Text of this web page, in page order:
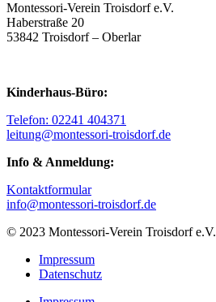
Montessori-Verein Troisdorf e.V.
Haberstraße 20
53842 Troisdorf – Oberlar
Kinderhaus-Büro:
Telefon: 02241 404371
leitung@montessori-troisdorf.de
Info & Anmeldung:
Kontaktformular
info@montessori-troisdorf.de
© 2023 Montessori-Verein Troisdorf e.V.
Impressum
Datenschutz